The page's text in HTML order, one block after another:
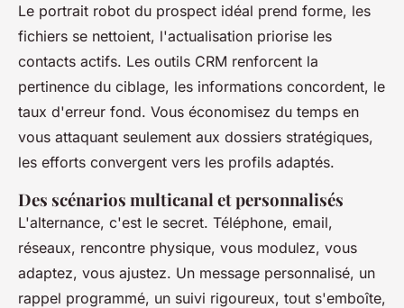
Le portrait robot du prospect idéal prend forme, les
fichiers se nettoient, l'actualisation priorise les
contacts actifs. Les outils CRM renforcent la
pertinence du ciblage, les informations concordent, le
taux d'erreur fond. Vous économisez du temps en
vous attaquant seulement aux dossiers stratégiques,
les efforts convergent vers les profils adaptés.
Des scénarios multicanal et personnalisés
L'alternance, c'est le secret. Téléphone, email,
réseaux, rencontre physique, vous modulez, vous
adaptez, vous ajustez. Un message personnalisé, un
rappel programmé, un suivi rigoureux, tout s'emboîte,